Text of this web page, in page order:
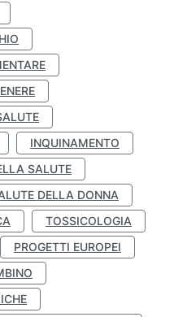
INQUINAMENTO
SALUTE
DELLA DONNA
TOSSICOLOGIA
PROGETTI EUROPEI